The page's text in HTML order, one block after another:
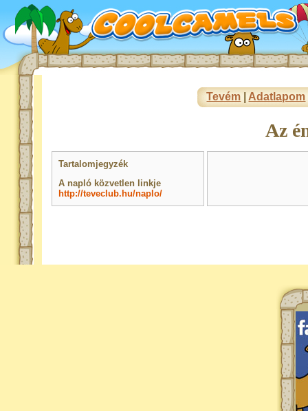
Tevém Adatlapom
Az
Tartalomjegyzék
A napló közvetlen linkje
http://teveclub.hu/naplo/